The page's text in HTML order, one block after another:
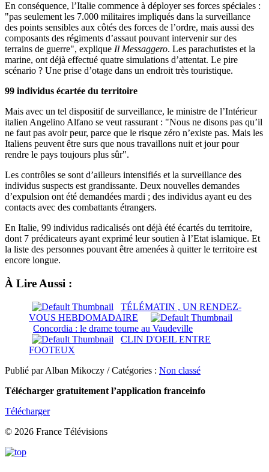
En conséquence, l’Italie commence à déployer ses forces spéciales :
"pas seulement les 7.000 militaires impliqués dans la surveillance
des points sensibles aux côtés des forces de l’ordre, mais aussi des
composants des régiments d’assaut pouvant intervenir sur des
terrains de guerre", explique Il Messaggero. Les parachutistes et la
marine, ont déjà effectué quatre simulations d’attentat. Le pire
scénario ? Une prise d’otage dans un endroit très touristique.
99 individus écartée du territoire
Mais avec un tel dispositif de surveillance, le ministre de l’Intérieur
italien Angelino Alfano se veut rassurant : "Nous ne disons pas qu’il
ne faut pas avoir peur, parce que le risque zéro n’existe pas. Mais les
Italiens peuvent être surs que nous travaillons nuit et jour pour
rendre le pays toujours plus sûr".
Les contrôles se sont d’ailleurs intensifiés et la surveillance des
individus suspects est grandissante. Deux nouvelles demandes
d’expulsion ont été demandées mardi ; des individus ayant eu des
contacts avec des combattants étrangers.
En Italie, 99 individus radicalisés ont déjà été écartés du territoire,
dont 7 prédicateurs ayant exprimé leur soutien à l’Etat islamique. Et
la liste des personnes pouvant être amenées à quitter le territoire est
encore longue.
À Lire Aussi :
TÉLÉMATIN , UN RENDEZ-
VOUS HEBDOMADAIRE
Concordia : le drame tourne au Vaudeville
CLIN D'OEIL ENTRE
FOOTEUX
Publié par Alban Mikoczy / Catégories : Non classé
Télécharger gratuitement l’application franceinfo
Télécharger
© 2026 France Télévisions